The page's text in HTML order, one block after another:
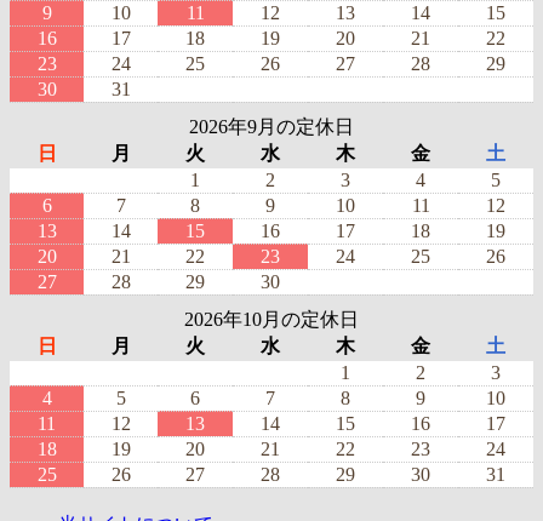
9
10 11 12 13 14
15
16
17 18 19 20 21
22
23
24 25 26 27 28
29
30
31
2026年9月の定休日
日
月 火 水 木 金
土
1
2 3 4
5
6
7 8 9 10 11
12
13
14 15 16 17 18
19
20
21 22 23 24 25
26
27
28 29
30
2026年10月の定休日
日
月 火 水 木 金
土
1
2
3
4
5 6 7 8 9
10
11
12 13 14 15 16
17
18
19 20 21 22 23
24
25
26 27 28 29 30 31